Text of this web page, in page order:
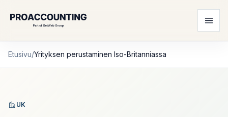
Etusivu/Yrityksen perustaminen Iso-Britanniassa
UK